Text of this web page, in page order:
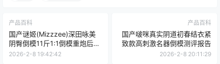
产品百科
国产谜姬(Mizzzee)深田咏美
阴臀倒模11斤1:1倒模重炮后入
式飞机杯测评报告
2026-2-8 19:42:42
产品百科
国产啵咪真实阴道初春结衣紧
致款高刺激名器倒模测评报告
2026-2-8 20:11:29